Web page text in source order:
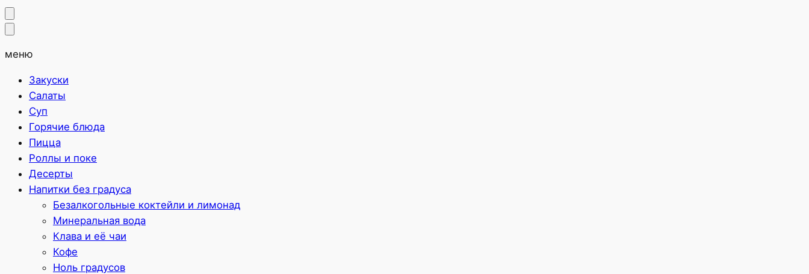
меню
Закуски
Салаты
Суп
Горячие блюда
Пицца
Роллы и поке
Десерты
Напитки без градуса
Безалкогольные коктейли и лимонад
Минеральная вода
Клава и её чаи
Кофе
Ноль градусов